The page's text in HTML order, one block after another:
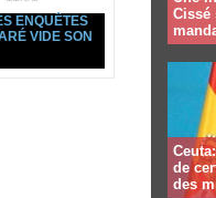
ENQUÊTES
VIDE SON
Cissé
de
des